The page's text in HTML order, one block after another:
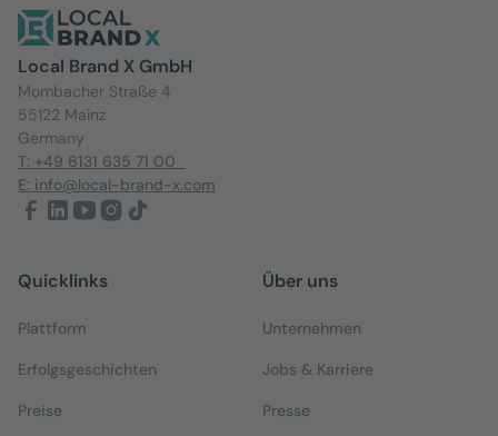
Local Brand X GmbH
Mombacher Straße 4
55122 Mainz
Germany
T: +49 6131 635 71 00
E: info@local-brand-x.com
Quicklinks
Plattform
Erfolgsgeschichten
Preise
Über uns
Unternehmen
Jobs & Karriere
Presse